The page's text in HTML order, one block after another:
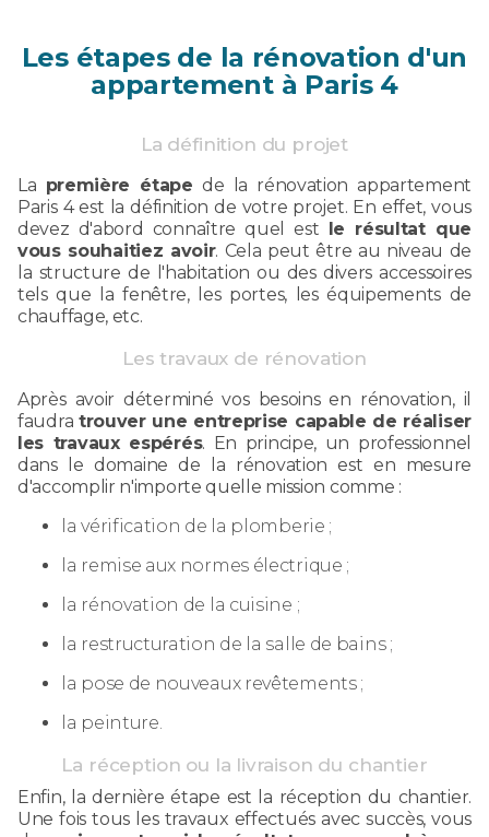
Les étapes de la rénovation d'un
appartement à Paris 4
La définition du projet
La première étape de la rénovation appartement
Paris 4 est la définition de votre projet. En effet, vous
devez d'abord connaître quel est le résultat que
vous souhaitiez avoir. Cela peut être au niveau de
la structure de l'habitation ou des divers accessoires
tels que la fenêtre, les portes, les équipements de
chauffage, etc.
Les travaux de rénovation
Après avoir déterminé vos besoins en rénovation, il
faudra trouver une entreprise capable de réaliser
les travaux espérés. En principe, un professionnel
dans le domaine de la rénovation est en mesure
d'accomplir n'importe quelle mission comme :
la vérification de la plomberie ;
la remise aux normes électrique ;
la rénovation de la cuisine ;
la restructuration de la salle de bains ;
la pose de nouveaux revêtements ;
la peinture.
La réception ou la livraison du chantier
Enfin, la dernière étape est la réception du chantier.
Une fois tous les travaux effectués avec succès, vous